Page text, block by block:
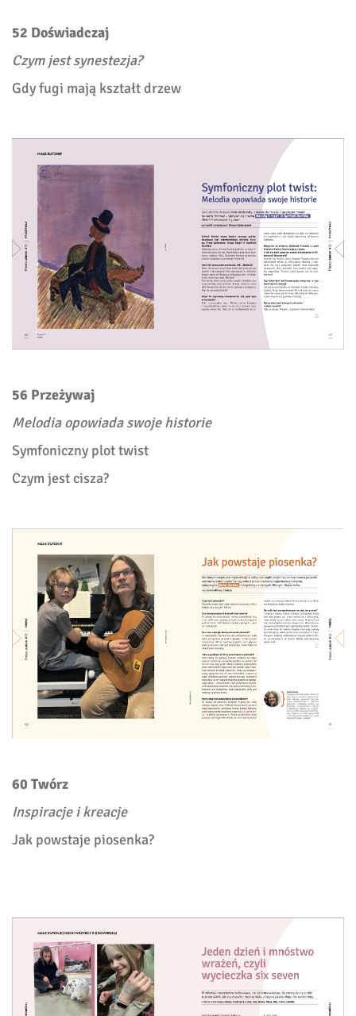
52 Doświadczaj
Czym jest synestezja?
Gdy fugi mają kształt drzew
56 Przeżywaj
Melodia opowiada swoje historie
Symfoniczny plot twist
Czym jest cisza?
60 Twórz
Inspiracje i kreacje
Jak powstaje piosenka?